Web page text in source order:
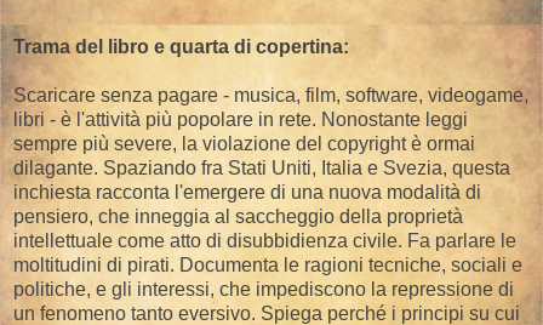
Trama del libro e quarta di copertina:
Scaricare senza pagare - musica, film, software, videogame,
libri - è l'attività più popolare in rete. Nonostante leggi
sempre più severe, la violazione del copyright è ormai
dilagante. Spaziando fra Stati Uniti, Italia e Svezia, questa
inchiesta racconta l'emergere di una nuova modalità di
pensiero, che inneggia al saccheggio della proprietà
intellettuale come atto di disubbidienza civile. Fa parlare le
moltitudini di pirati. Documenta le ragioni tecniche, sociali e
politiche, e gli interessi, che impediscono la repressione di
un fenomeno tanto eversivo. Spiega perché i principi su cui